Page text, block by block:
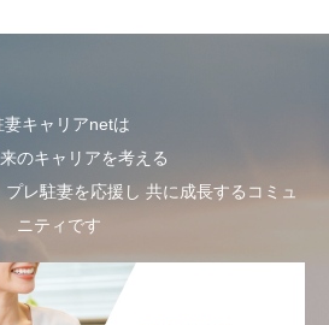
妻キャリアnetは
のキャリアを考える
レ駐妻を応援し 共に成長するコミュ
ニティです